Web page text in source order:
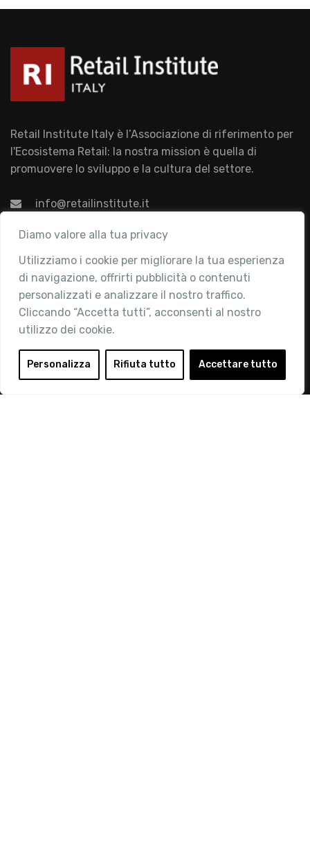
Diamo valore alla tua privacy
Utilizziamo i cookie per migliorare la tua esperienza
di navigazione, offrirti pubblicità o contenuti
personalizzati e analizzare il nostro traffico.
Cliccando “Accetta tutti”, acconsenti al nostro
utilizzo dei cookie.
Personalizza Rifiuta tutto Accettare tutto
Retail Institute Italy è l’Associazione di riferimento per
l'Ecosistema Retail: la nostra mission è quella di
promuovere lo sviluppo e la cultura del settore.
info@retailinstitute.it
Associazione
Chi siamo
Attività
Contatti
Area Riservata
Login
Diventa Socio